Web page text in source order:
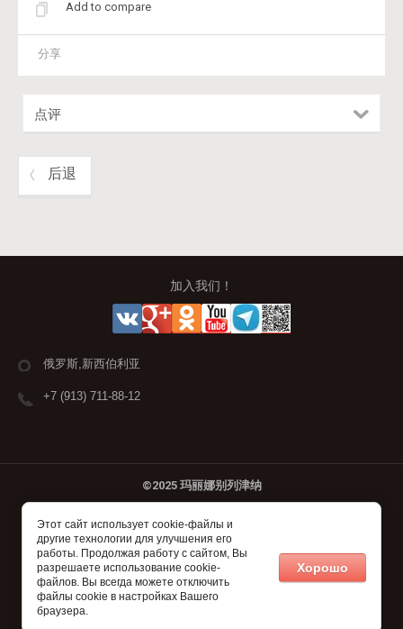
Add to compare
分享
点评
后退
加入我们！
俄罗斯,新西伯利亚
+7 (913) 711-88-12
©2025 玛丽娜别列津纳
Megagroup.ru
Этот сайт использует cookie-файлы и
другие технологии для улучшения его
работы. Продолжая работу с сайтом, Вы
разрешаете использование cookie-
файлов. Вы всегда можете отключить
файлы cookie в настройках Вашего
браузера.
Хорошо